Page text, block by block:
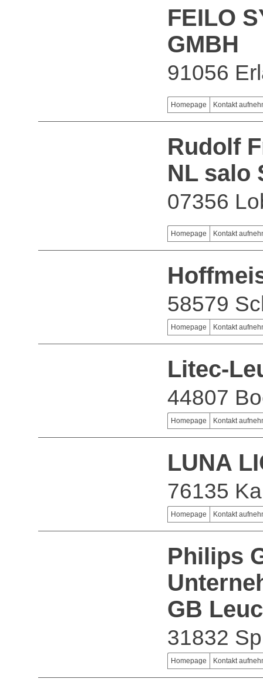
FEILO
GMBH
91056
Homepage Kontakt
Rudolf
NL salo
07356
Homepage Kontakt
58579
Homepage Kontakt
Litec-
44807
Homepage Kontakt
LUNA
76135
Homepage Kontakt
Philips
GB
31832
Homepage Kontakt